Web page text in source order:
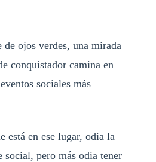
ojos verdes, una mirada
conquistador camina en
sociales más
está en ese lugar, odia la
social, pero más odia tener